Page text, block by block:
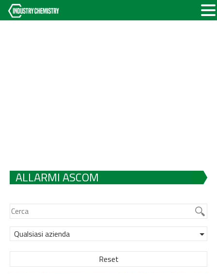
ALLARMI ASCOM
Qualsiasi azienda
Reset